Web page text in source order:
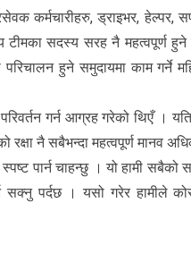
कर्मचारीहरु, ड्राइभर, हेल्पर,
टीमका सदस्य सरह नै महत्वपूर्ण हुने
हुने समुदायमा काम गर्ने
गर्न आग्रह गरेको थिएँ ।
नै सबैभन्दा महत्वपूर्ण मानव
पार्न चाहन्छु । यो हामी सबैको
पर्दछ । यसो गरेर हामीले